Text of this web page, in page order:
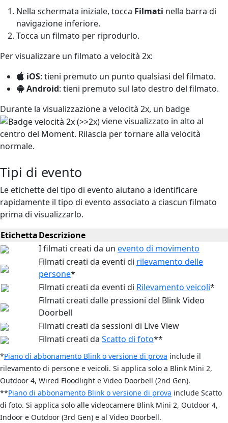
Nella schermata iniziale, tocca Filmati nella barra di
navigazione inferiore.
Tocca un filmato per riprodurlo.
Per visualizzare un filmato a velocità 2x:
iOS: tieni premuto un punto qualsiasi del filmato.
Android: tieni premuto sul lato destro del filmato.
Durante la visualizzazione a velocità 2x, un badge
viene visualizzato in alto al
centro del Moment. Rilascia per tornare alla velocità
normale.
Tipi di evento
Le etichette del tipo di evento aiutano a identificare
rapidamente il tipo di evento associato a ciascun filmato
prima di visualizzarlo.
EtichettaDescrizione
I filmati creati da un evento di movimento
Filmati creati da eventi di rilevamento delle
persone*
Filmati creati da eventi di Rilevamento veicoli*
Filmati creati dalle pressioni del Blink Video
Doorbell
Filmati creati da sessioni di Live View
Filmati creati da Scatto di foto**
*Piano di abbonamento Blink o versione di prova include il
rilevamento di persone e veicoli. Si applica solo a Blink Mini 2,
Outdoor 4, Wired Floodlight e Video Doorbell (2nd Gen).
**Piano di abbonamento Blink o versione di prova include Scatto
di foto. Si applica solo alle videocamere Blink Mini 2, Outdoor 4,
Indoor e Outdoor (3rd Gen) e al Video Doorbell.